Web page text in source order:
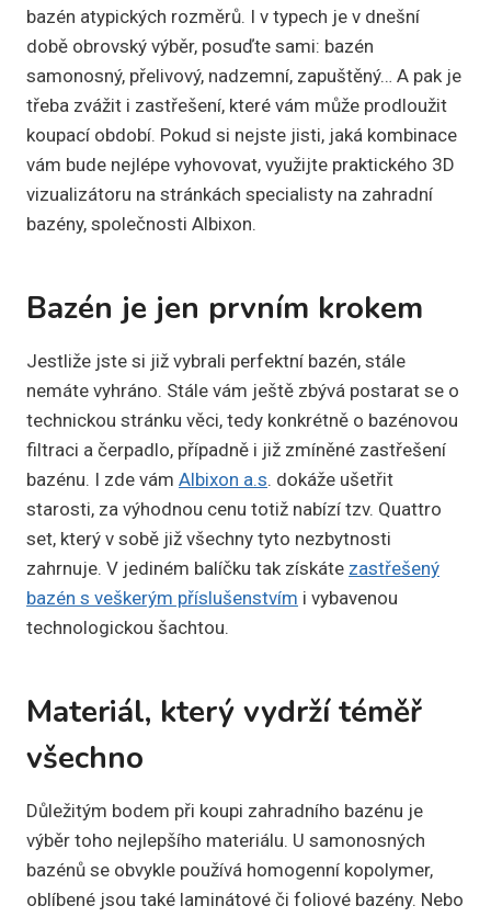
bazén atypických rozměrů. I v typech je v dnešní
době obrovský výběr, posuďte sami: bazén
samonosný, přelivový, nadzemní, zapuštěný… A pak je
třeba zvážit i zastřešení, které vám může prodloužit
koupací období. Pokud si nejste jisti, jaká kombinace
vám bude nejlépe vyhovovat, využijte praktického 3D
vizualizátoru na stránkách specialisty na zahradní
bazény, společnosti Albixon.
Bazén je jen prvním krokem
Jestliže jste si již vybrali perfektní bazén, stále
nemáte vyhráno. Stále vám ještě zbývá postarat se o
technickou stránku věci, tedy konkrétně o bazénovou
filtraci a čerpadlo, případně i již zmíněné zastřešení
bazénu. I zde vám Albixon a.s. dokáže ušetřit
starosti, za výhodnou cenu totiž nabízí tzv. Quattro
set, který v sobě již všechny tyto nezbytnosti
zahrnuje. V jediném balíčku tak získáte zastřešený
bazén s veškerým příslušenstvím i vybavenou
technologickou šachtou.
Materiál, který vydrží téměř
všechno
Důležitým bodem při koupi zahradního bazénu je
výběr toho nejlepšího materiálu. U samonosných
bazénů se obvykle používá homogenní kopolymer,
oblíbené jsou také laminátové či foliové bazény. Nebo